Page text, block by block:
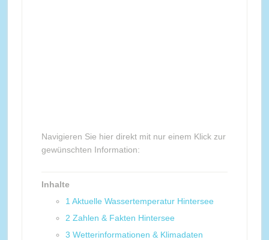
Navigieren Sie hier direkt mit nur einem Klick zur
gewünschten Information:
Inhalte
1 Aktuelle Wassertemperatur Hintersee
2 Zahlen & Fakten Hintersee
3 Wetterinformationen & Klimadaten